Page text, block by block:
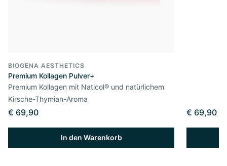
BIOGENA AESTHETICS
Premium Kollagen Pulver+
Premium Kollagen mit Naticol® und natürlichem
Kirsche-Thymian-Aroma
€ 69,90
In den Warenkorb
€ 69,90